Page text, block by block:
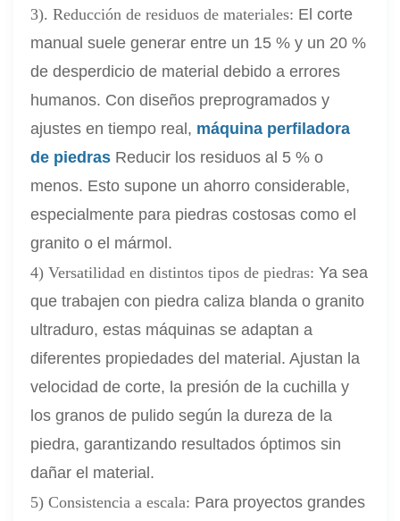
3). Reducción de residuos de materiales: El corte
manual suele generar entre un 15 % y un 20 %
de desperdicio de material debido a errores
humanos. Con diseños preprogramados y
ajustes en tiempo real, máquina perfiladora
de piedras Reducir los residuos al 5 % o
menos. Esto supone un ahorro considerable,
especialmente para piedras costosas como el
granito o el mármol.
4) Versatilidad en distintos tipos de piedras:Ya sea
que trabajen con piedra caliza blanda o granito
ultraduro, estas máquinas se adaptan a
diferentes propiedades del material. Ajustan la
velocidad de corte, la presión de la cuchilla y
los granos de pulido según la dureza de la
piedra, garantizando resultados óptimos sin
dañar el material.
5) Consistencia a escala: Para proyectos grandes